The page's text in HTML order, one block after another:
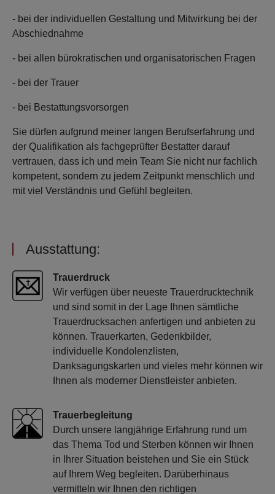
- bei der individuellen Gestaltung und Mitwirkung bei der
Abschiednahme
- bei allen bürokratischen und organisatorischen Fragen
- bei der Trauer
- bei Bestattungsvorsorgen
Sie dürfen aufgrund meiner langen Berufserfahrung und
der Qualifikation als fachgeprüfter Bestatter darauf
vertrauen, dass ich und mein Team Sie nicht nur fachlich
kompetent, sondern zu jedem Zeitpunkt menschlich und
mit viel Verständnis und Gefühl begleiten.
Ausstattung:
Trauerdruck
Wir verfügen über neueste Trauerdrucktechnik
und sind somit in der Lage Ihnen sämtliche
Trauerdrucksachen anfertigen und anbieten zu
können. Trauerkarten, Gedenkbilder,
individuelle Kondolenzlisten,
Danksagungskarten und vieles mehr können wir
Ihnen als moderner Dienstleister anbieten.
Trauerbegleitung
Durch unsere langjährige Erfahrung rund um
das Thema Tod und Sterben können wir Ihnen
in Ihrer Situation beistehen und Sie ein Stück
auf Ihrem Weg begleiten. Darüberhinaus
vermitteln wir Ihnen den richtigen